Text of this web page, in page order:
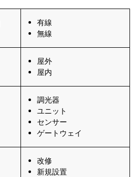
有線
無線
屋外
屋内
調光器
ユニット
センサー
ゲートウェイ
改修
新規設置